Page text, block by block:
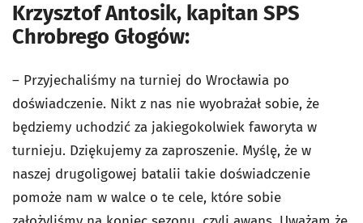
Krzysztof Antosik, kapitan SPS
Chrobrego Głogów:
– Przyjechaliśmy na turniej do Wrocławia po
doświadczenie. Nikt z nas nie wyobrażał sobie, że
będziemy uchodzić za jakiegokolwiek faworyta w
turnieju. Dziękujemy za zaproszenie. Myślę, że w
naszej drugoligowej batalii takie doświadczenie
pomoże nam w walce o te cele, które sobie